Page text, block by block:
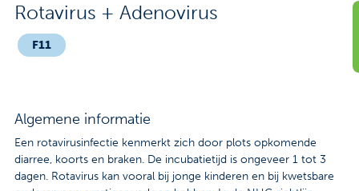
Tarieven
Praktische informatie
Rotavirus + Adenovirus
F11
Algemene informatie
Een rotavirusinfectie kenmerkt zich door plots opkomende
diarree, koorts en braken. De incubatietijd is ongeveer 1 tot 3
dagen. Rotavirus kan vooral bij jonge kinderen en bij kwetsbare